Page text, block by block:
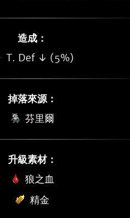
造成：
T. Def ↓ (5%)
掉落來源：
芬里爾
升級素材：
狼之血
精金